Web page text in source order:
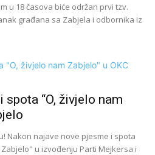
u 18 časova biće održan prvi tzv.
građana sa Zabjela i odbornika iz
“O, živjelo nam
Nakon najave nove pjesme i spota
u izvođenju Parti Mejkersa i